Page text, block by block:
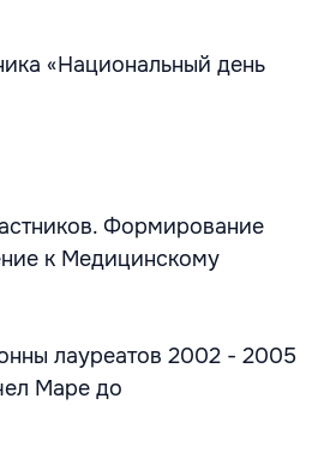
«Национальный день
Формирование
к Медицинскому
лауреатов 2002 - 2005
Маре до